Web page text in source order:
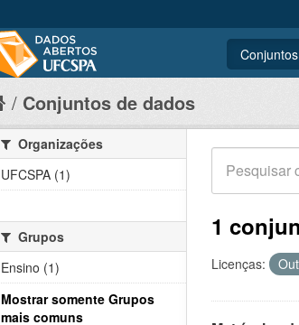
Conjuntos de dados
1
Licenças:
Organizações
UFCSPA (1)
Grupos
Ensino (1)
Mostrar somente Grupos
mais comuns